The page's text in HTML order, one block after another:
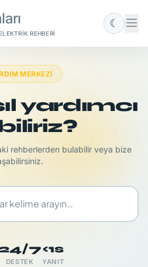
REHBERI
☾
MERKEZI
yardımcı
rehberlerden bulabilir veya bize
7
DESTEK
<1s
YANIT